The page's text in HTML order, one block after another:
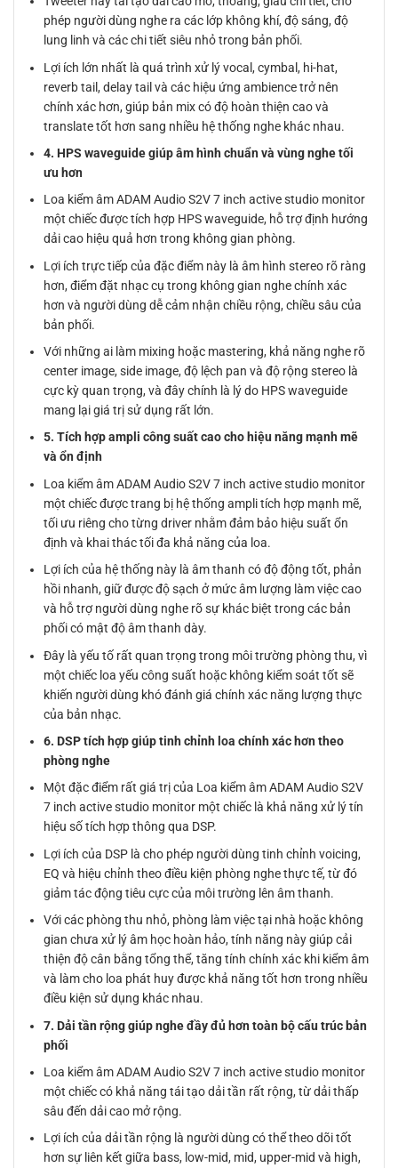
phép người dùng nghe ra các lớp không khí, độ sáng, độ
lung linh và các chi tiết siêu nhỏ trong bản phối.
Lợi ích lớn nhất là quá trình xử lý vocal, cymbal, hi-hat,
reverb tail, delay tail và các hiệu ứng ambience trở nên
chính xác hơn, giúp bản mix có độ hoàn thiện cao và
translate tốt hơn sang nhiều hệ thống nghe khác nhau.
4. HPS waveguide giúp âm hình chuẩn và vùng nghe tối
ưu hơn
Loa kiểm âm ADAM Audio S2V 7 inch active studio monitor
một chiếc được tích hợp HPS waveguide, hỗ trợ định hướng
dải cao hiệu quả hơn trong không gian phòng.
Lợi ích trực tiếp của đặc điểm này là âm hình stereo rõ ràng
hơn, điểm đặt nhạc cụ trong không gian nghe chính xác
hơn và người dùng dễ cảm nhận chiều rộng, chiều sâu của
bản phối.
Với những ai làm mixing hoặc mastering, khả năng nghe rõ
center image, side image, độ lệch pan và độ rộng stereo là
cực kỳ quan trọng, và đây chính là lý do HPS waveguide
mang lại giá trị sử dụng rất lớn.
5. Tích hợp ampli công suất cao cho hiệu năng mạnh mẽ
và ổn định
Loa kiểm âm ADAM Audio S2V 7 inch active studio monitor
một chiếc được trang bị hệ thống ampli tích hợp mạnh mẽ,
tối ưu riêng cho từng driver nhằm đảm bảo hiệu suất ổn
định và khai thác tối đa khả năng của loa.
Lợi ích của hệ thống này là âm thanh có độ động tốt, phản
hồi nhanh, giữ được độ sạch ở mức âm lượng làm việc cao
và hỗ trợ người dùng nghe rõ sự khác biệt trong các bản
phối có mật độ âm thanh dày.
Đây là yếu tố rất quan trọng trong môi trường phòng thu, vì
một chiếc loa yếu công suất hoặc không kiểm soát tốt sẽ
khiến người dùng khó đánh giá chính xác năng lượng thực
của bản nhạc.
6. DSP tích hợp giúp tinh chỉnh loa chính xác hơn theo
phòng nghe
Một đặc điểm rất giá trị của Loa kiểm âm ADAM Audio S2V
7 inch active studio monitor một chiếc là khả năng xử lý tín
hiệu số tích hợp thông qua DSP.
Lợi ích của DSP là cho phép người dùng tinh chỉnh voicing,
EQ và hiệu chỉnh theo điều kiện phòng nghe thực tế, từ đó
giảm tác động tiêu cực của môi trường lên âm thanh.
Với các phòng thu nhỏ, phòng làm việc tại nhà hoặc không
gian chưa xử lý âm học hoàn hảo, tính năng này giúp cải
thiện độ cân bằng tổng thể, tăng tính chính xác khi kiểm âm
và làm cho loa phát huy được khả năng tốt hơn trong nhiều
điều kiện sử dụng khác nhau.
7. Dải tần rộng giúp nghe đầy đủ hơn toàn bộ cấu trúc bản
phối
Loa kiểm âm ADAM Audio S2V 7 inch active studio monitor
một chiếc có khả năng tái tạo dải tần rất rộng, từ dải thấp
sâu đến dải cao mở rộng.
Lợi ích của dải tần rộng là người dùng có thể theo dõi tốt
hơn sự liên kết giữa bass, low-mid, mid, upper-mid và high,